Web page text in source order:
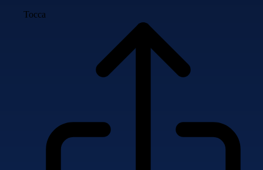
Tocca